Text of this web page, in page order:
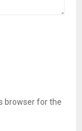
browser for the